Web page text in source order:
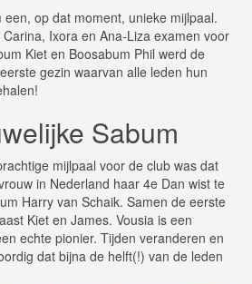
op dat moment, unieke mijlpaal.
Ixora en Ana-Liza examen voor
Kiet en Boosabum Phil werd de
gezin waarvan alle leden hun
Sabum
mijlpaal voor de club was dat
in Nederland haar 4e Dan wist te
Harry van Schaik. Samen de eerste
Kiet en James. Vousia is een
echte pionier. Tijden veranderen en
dat bijna de helft(!) van de leden